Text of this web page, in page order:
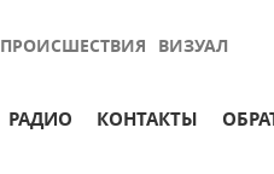
ПРОИСШЕСТВИЯ ВИЗУАЛ
РАДИО КОНТАКТЫ